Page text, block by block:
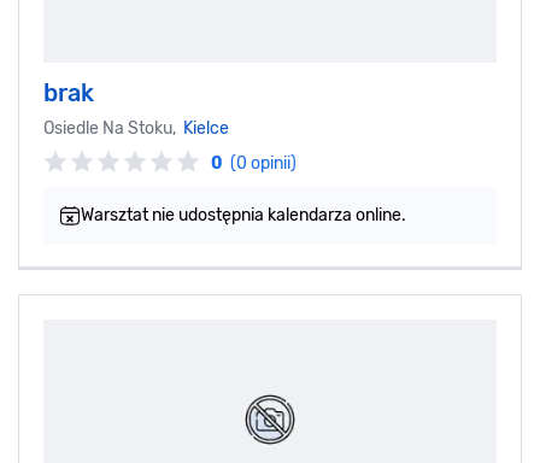
brak
Osiedle Na Stoku, Kielce
0 (0 opinii)
Warsztat nie udostępnia kalendarza online.